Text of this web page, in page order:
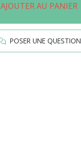
AJOUTER AU PANIER
POSER UNE QUESTION